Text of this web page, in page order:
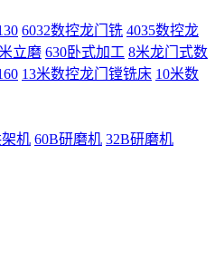
6032数控龙门铣 4035数控龙
立磨 630卧式加工 8米龙门式数
13米数控龙门镗铣床 10米数
机 60B研磨机 32B研磨机